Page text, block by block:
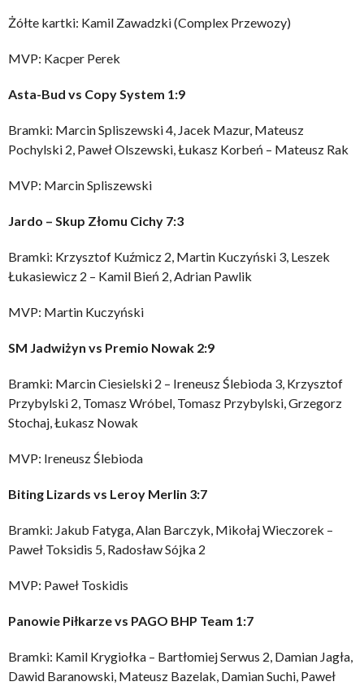
Żółte kartki: Kamil Zawadzki (Complex Przewozy)
MVP: Kacper Perek
Asta-Bud vs Copy System 1:9
Bramki: Marcin Spliszewski 4, Jacek Mazur, Mateusz
Pochylski 2, Paweł Olszewski, Łukasz Korbeń – Mateusz Rak
MVP: Marcin Spliszewski
Jardo – Skup Złomu Cichy 7:3
Bramki: Krzysztof Kuźmicz 2, Martin Kuczyński 3, Leszek
Łukasiewicz 2 – Kamil Bień 2, Adrian Pawlik
MVP: Martin Kuczyński
SM Jadwiżyn vs Premio Nowak 2:9
Bramki: Marcin Ciesielski 2 – Ireneusz Ślebioda 3, Krzysztof
Przybylski 2, Tomasz Wróbel, Tomasz Przybylski, Grzegorz
Stochaj, Łukasz Nowak
MVP: Ireneusz Ślebioda
Biting Lizards vs Leroy Merlin 3:7
Bramki: Jakub Fatyga, Alan Barczyk, Mikołaj Wieczorek –
Paweł Toksidis 5, Radosław Sójka 2
MVP: Paweł Toskidis
Panowie Piłkarze vs PAGO BHP Team 1:7
Bramki: Kamil Krygiołka – Bartłomiej Serwus 2, Damian Jagła,
Dawid Baranowski, Mateusz Bazelak, Damian Suchi, Paweł